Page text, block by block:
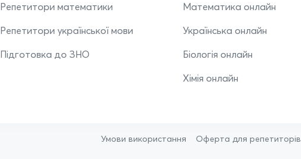
Репетитори математики
Репетитори української мови
Підготовка до ЗНО
Математика онлайн
Українська онлайн
Біологія онлайн
Хімія онлайн
Умови використання Оферта для репетиторів